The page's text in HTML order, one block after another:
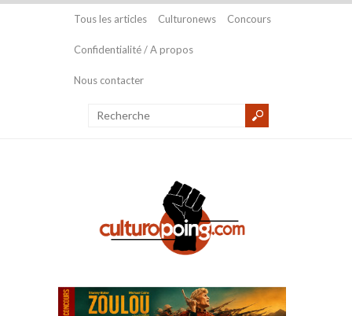
Tous les articles Culturonews Concours
Confidentialité / A propos
Nous contacter